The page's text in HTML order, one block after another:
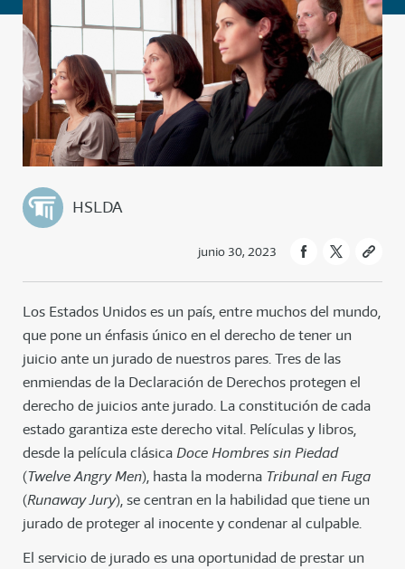
HSLDA
junio 30, 2023
Los Estados Unidos es un país, entre muchos del mundo,
que pone un énfasis único en el derecho de tener un
juicio ante un jurado de nuestros pares. Tres de las
enmiendas de la Declaración de Derechos protegen el
derecho de juicios ante jurado. La constitución de cada
estado garantiza este derecho vital. Películas y libros,
desde la película clásicaDoce Hombres sin Piedad
(Twelve Angry Men), hasta la moderna Tribunal en Fuga
(Runaway Jury), se centran en la habilidad que tiene un
jurado de proteger al inocente y condenar al culpable.
El servicio de jurado es una oportunidad de prestar un